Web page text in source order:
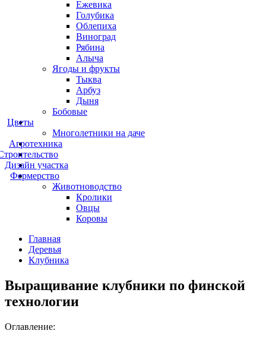
Ежевика
Голубика
Облепиха
Виноград
Рябина
Алыча
Ягоды и фрукты
Тыква
Арбуз
Дыня
Бобовые
Цветы
Многолетники на даче
Агротехника
Дизайн участка
Фермерство
Животноводство
Кролики
Овцы
Коровы
Главная
Деревья
Клубника
Выращивание клубники по финской
технологии
Оглавление: